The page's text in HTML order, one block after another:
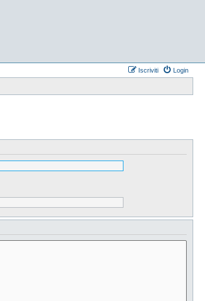
Login
Iscriviti